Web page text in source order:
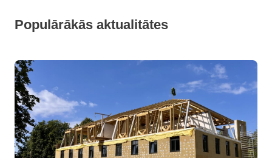
Populārākās aktualitātes